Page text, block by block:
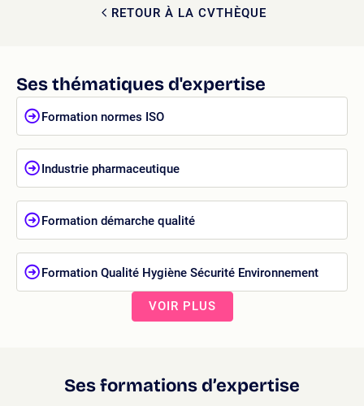
RETOUR À LA CVTHÈQUE
Ses thématiques d'expertise
Formation normes ISO
Industrie pharmaceutique
Formation démarche qualité
Formation Qualité Hygiène Sécurité Environnement
VOIR PLUS
Ses formations d’expertise